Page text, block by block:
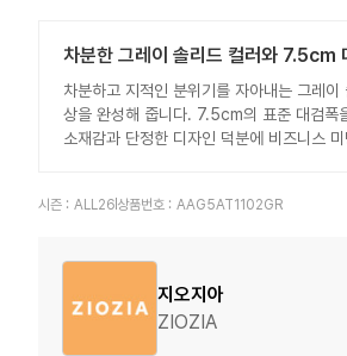
차분한 그레이 솔리드 컬러와 7.5cm
차분하고 지적인 분위기를 자아내는 그레
상을 완성해 줍니다. 7.5cm의 표준 대검폭
소재감과 단정한 디자인 덕분에 비즈니스
시즌 : ALL26 상품번호 : AAG5AT1102GR
지오지아
ZIOZIA